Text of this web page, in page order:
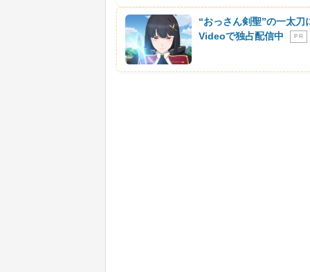
“おっさん剣聖”の一太
Videoで独占配信中
P R